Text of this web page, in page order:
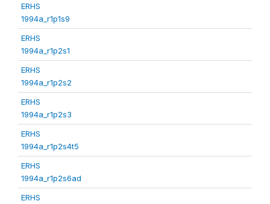
ERHS
1994a_r1p1s9
ERHS
1994a_r1p2s1
ERHS
1994a_r1p2s2
ERHS
1994a_r1p2s3
ERHS
1994a_r1p2s4t5
ERHS
1994a_r1p2s6ad
ERHS